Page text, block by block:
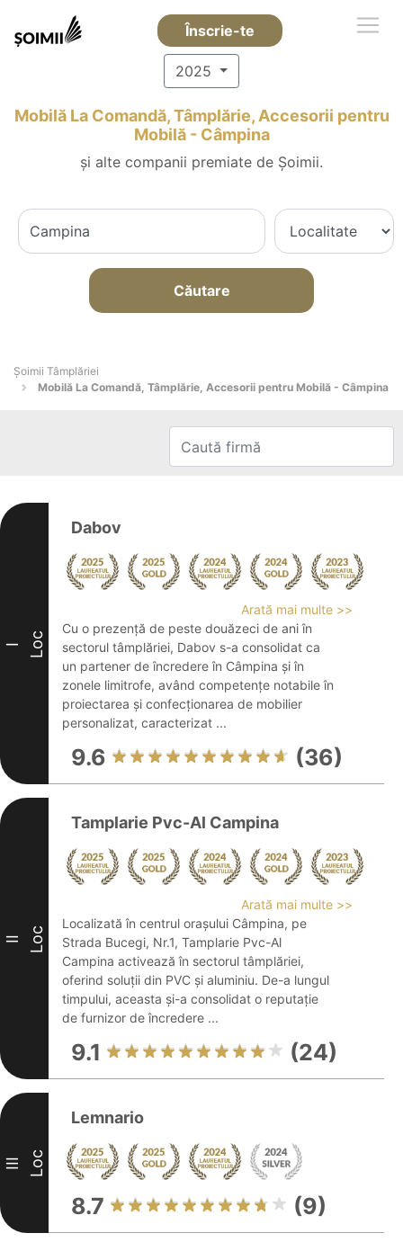
Înscrie-te
2025
Mobilă La Comandă, Tâmplărie, Accesorii pentru
Mobilă - Câmpina
și alte companii premiate de Șoimii.
Căutare
Șoimii Tâmplăriei
Mobilă La Comandă, Tâmplărie, Accesorii pentru Mobilă - Câmpina
I Loc
Dabov
Arată mai multe >>
Cu o prezență de peste douăzeci de ani în
sectorul tâmplăriei, Dabov s-a consolidat ca
un partener de încredere în Câmpina și în
zonele limitrofe, având competențe notabile în
proiectarea și confecționarea de mobilier
personalizat, caracterizat ...
9.6 (36)
II Loc
Tamplarie Pvc-Al Campina
Arată mai multe >>
Localizată în centrul orașului Câmpina, pe
Strada Bucegi, Nr.1, Tamplarie Pvc-Al
Campina activează în sectorul tâmplăriei,
oferind soluții din PVC și aluminiu. De-a lungul
timpului, aceasta și-a consolidat o reputație
de furnizor de încredere ...
9.1 (24)
III Loc
Lemnario
8.7 (9)